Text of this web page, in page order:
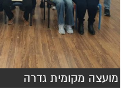
מועצה מקומית גדרה